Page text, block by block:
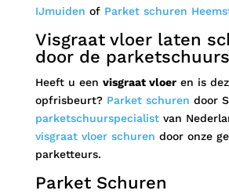
IJmuiden of Parket schuren
Visgraat vloer laten
door de
Heeft u een visgraat vloeren is
opfrisbeurt? Parket schuren door
parketschuurspecialistvan
visgraat vloer schuren door onze
parketteurs.
Parket Schuren